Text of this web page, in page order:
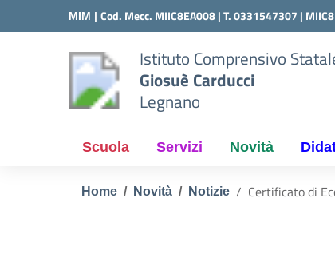
MIM | Cod. Mecc. MIIC8EA008 | T. 0331547307 |
Istituto Comprensivo
Giosuè Carducci
Legnano
Scuola Servizi Novità
Home Novità Notizie Certificato di